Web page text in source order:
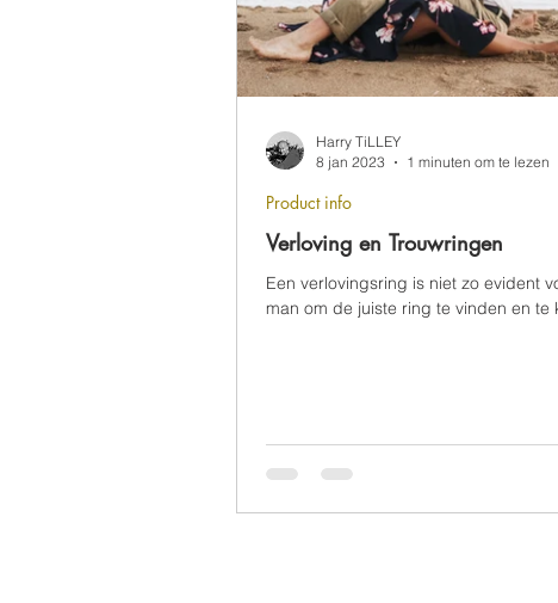
Verloving en Trouwringen
Een verlovingsring is niet zo evident
man om de juiste ring te vinden en te
Product info
Harry TiLLEY
8 jan 2023
1 minuten om te lezen